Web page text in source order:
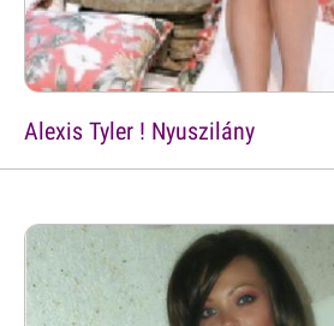
Alexis Tyler ! Nyuszilány